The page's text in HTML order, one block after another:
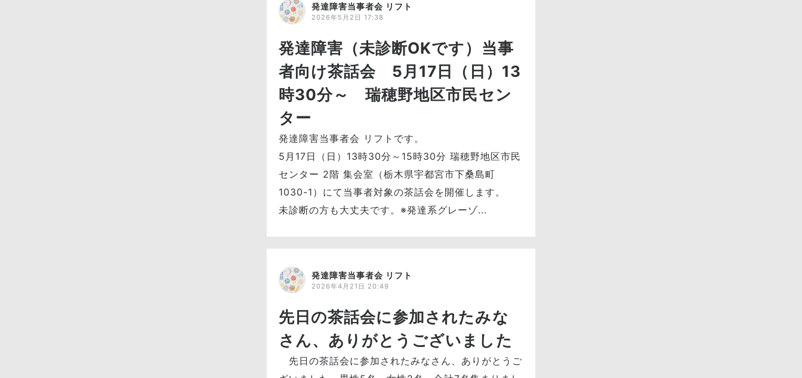
発達障害当事者会 リフト
2026年5月2日 17:38
発達障害（未診断OKです）当事
者向け茶話会 5月17日（日）13
時30分～ 瑞穂野地区市民セン
ター
発達障害当事者会 リフトです。
5月17日（日）13時30分～15時30分 瑞穂野地区市民
センター 2階 集会室（栃木県宇都宮市下桑島町
1030-1）にて当事者対象の茶話会を開催します。
未診断の方も大丈夫です。※発達系グレーゾ...
発達障害当事者会 リフト
2026年4月21日 20:49
先日の茶話会に参加されたみな
さん、ありがとうございました
先日の茶話会に参加されたみなさん、ありがとうご